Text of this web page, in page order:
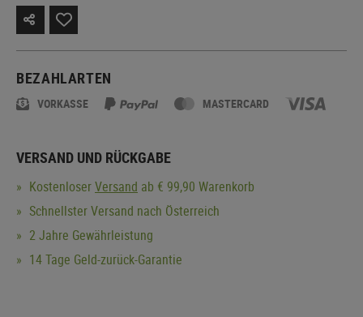
BEZAHLARTEN
VORKASSE MASTERCARD
VERSAND UND RÜCKGABE
KostenloserVersand ab € 99,90 Warenkorb
Schnellster Versand nach Österreich
2 Jahre Gewährleistung
14 Tage Geld-zurück-Garantie